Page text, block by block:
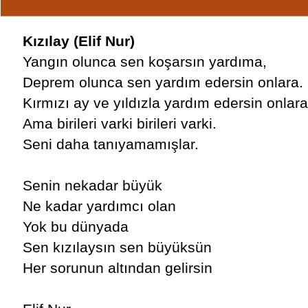
Kızılay (Elif Nur)
Yangın olunca sen koşarsın yardıma,
Deprem olunca sen yardım edersin onlara.
Kırmızı ay ve yıldızla yardım edersin
Ama birileri varki birileri varki.
Seni daha tanıyamamışlar.
Senin nekadar büyük
Ne kadar yardımcı olan
Yok bu dünyada
Sen kızılaysın sen büyüksün
Her sorunun altından gelirsin